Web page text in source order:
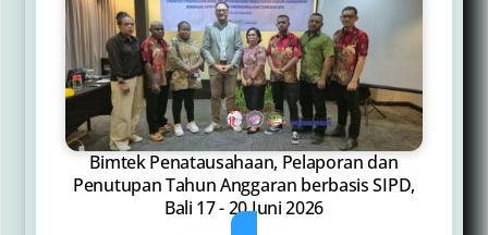
Bimtek Penatausahaan, Pelaporan dan
Penutupan Tahun Anggaran berbasis SIPD,
Bali 17 - 20 Juni 2026